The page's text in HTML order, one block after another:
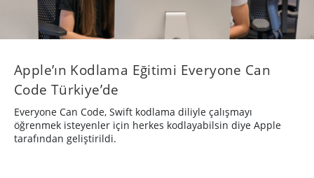
Apple’ın Kodlama Eğitimi Everyone Can
Code Türkiye’de
Everyone Can Code, Swift kodlama diliyle çalışmayı
öğrenmek isteyenler için herkes kodlayabilsin diye Apple
tarafından geliştirildi.